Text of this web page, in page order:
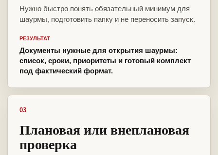
Нужно быстро понять обязательный минимум для
шаурмы, подготовить папку и не переносить запуск.
РЕЗУЛЬТАТ
Документы нужные для открытия шаурмы:
список, сроки, приоритеты и готовый комплект
под фактический формат.
03
Плановая или внеплановая
проверка